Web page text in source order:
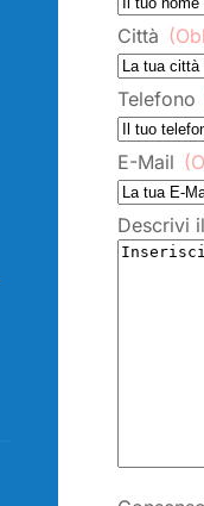
Città
Telefono
E-Mail
Descrivi